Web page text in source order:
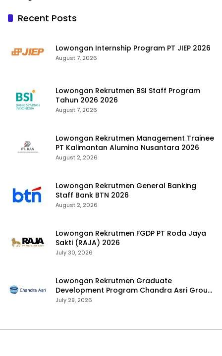
Recent Posts
Lowongan Internship Program PT JIEP 2026
August 7, 2026
Lowongan Rekrutmen BSI Staff Program
Tahun 2026 2026
August 7, 2026
Lowongan Rekrutmen Management Trainee
PT Kalimantan Alumina Nusantara 2026
August 2, 2026
Lowongan Rekrutmen General Banking
Staff Bank BTN 2026
August 2, 2026
Lowongan Rekrutmen FGDP PT Roda Jaya
Sakti (RAJA) 2026
July 30, 2026
Lowongan Rekrutmen Graduate
Development Program Chandra Asri Group
2026
July 29, 2026